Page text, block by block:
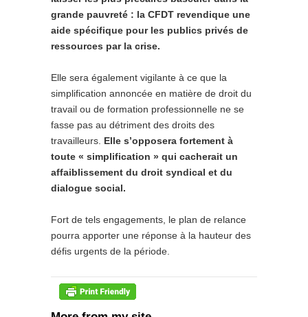
grande pauvreté : la CFDT revendique une
aide spécifique pour les publics privés de
ressources par la crise.
Elle sera également vigilante à ce que la
simplification annoncée en matière de droit du
travail ou de formation professionnelle ne se
fasse pas au détriment des droits des
travailleurs. Elle s’opposera fortement à
toute « simplification » qui cacherait un
affaiblissement du droit syndical et du
dialogue social.
Fort de tels engagements, le plan de relance
pourra apporter une réponse à la hauteur des
défis urgents de la période.